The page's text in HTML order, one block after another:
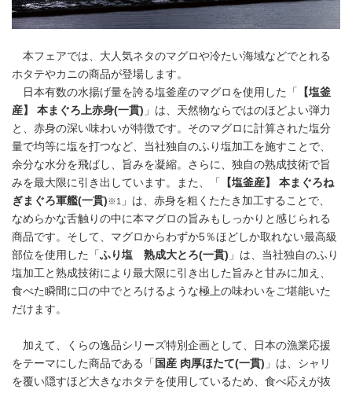
本フェアでは、大人気ネタのマグロや冷たい海域などでとれる
ホタテやカニの商品が登場します。
日本有数の水揚げ量を誇る塩釜産のマグロを使用した「
【塩釜
産】 本まぐろ上赤身(一貫) 」は、天然物ならではのほどよい弾力
と、赤身の深い味わいが特徴です。そのマグロに計算された塩分
量で均等に塩を打つなど、当社独自のふり塩加工を施すことで、
余分な水分を飛ばし、旨みを凝縮。さらに、独自の熟成技術で旨
みを最大限に引き出しています。また、「
【塩釜産】 本まぐろね
ぎまぐろ軍艦(一貫)※1
」は、赤身を粗くたたき加工することで、
なめらかな舌触りの中に本マグロの旨みもしっかりと感じられる
商品です。そして、マグロからわずか5％ほどしか取れない最高級
部位を使用した「 ふり塩 熟成大とろ(一貫) 」は、当社独自のふり
塩加工と熟成技術により最大限に引き出した旨みと甘みに加え、
食べた瞬間に口の中でとろけるような極上の味わいをご堪能いた
だけます。
加えて、くらの逸品シリーズ特別企画として、日本の漁業応援
をテーマにした商品である「 国産 肉厚ほたて(一貫) 」は、シャリ
を覆い隠すほど大きなホタテを使用しているため、食べ応えが抜